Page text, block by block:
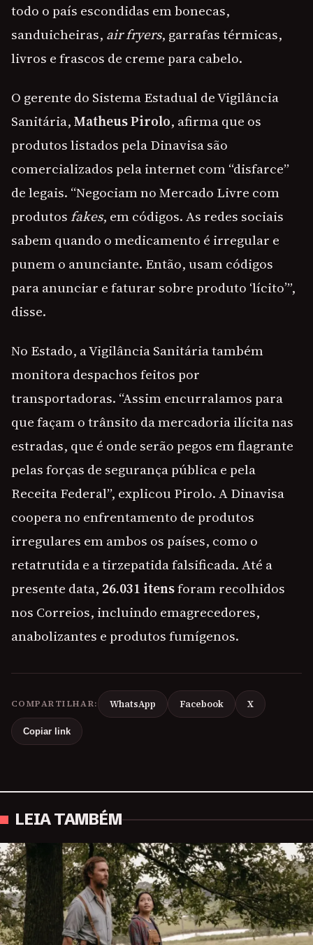
todo o país escondidas em bonecas,
sanduicheiras, air fryers, garrafas térmicas,
livros e frascos de creme para cabelo.
O gerente do Sistema Estadual de Vigilância
Sanitária,Matheus Pirolo, afirma que os
produtos listados pela Dinavisa são
comercializados pela internet com “disfarce”
de legais. “Negociam no Mercado Livre com
produtosfakes, em códigos. As redes sociais
sabem quando o medicamento é irregular e
punem o anunciante. Então, usam códigos
para anunciar e faturar sobre produto ‘lícito’”,
disse.
No Estado, a Vigilância Sanitária também
monitora despachos feitos por
transportadoras. “Assim encurralamos para
que façam o trânsito da mercadoria ilícita nas
estradas, que é onde serão pegos em flagrante
pelas forças de segurança pública e pela
Receita Federal”, explicou Pirolo. A Dinavisa
coopera no enfrentamento de produtos
irregulares em ambos os países, como o
retatrutida e a tirzepatida falsificada. Até a
presente data, 26.031 itensforam recolhidos
nos Correios, incluindo emagrecedores,
anabolizantes e produtos fumígenos.
COMPARTILHAR: WhatsApp Facebook X
Copiar link
LEIA TAMBÉM